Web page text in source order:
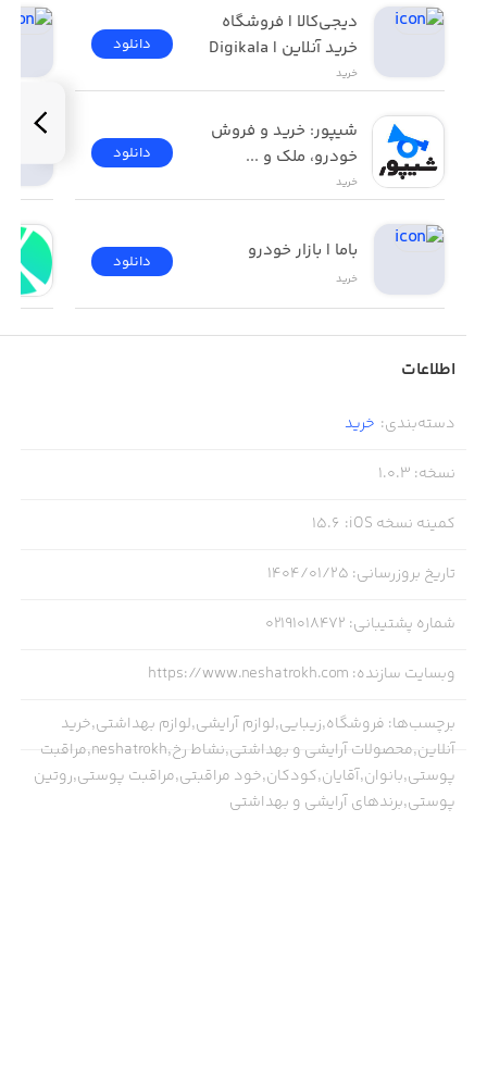
خرید آنلاین | Digikala
خرید
دانلود
خودرو، ملک و ...
خرید
دانلود
باما | بازار خودرو
خرید
دانلود
اطلاعات
دسته‌بندی: خرید
نسخه:
1.0.3
کمینه نسخه iOS :
15.6
تاریخ بروزرسانی: ۱۴۰۴/۰۱/۲۵
شماره پشتیبانی:
02191018472
وبسایت سازنده:
https://www.neshatrokh.com
برچسب‌ها: فروشگاه,زیبایی,لوازم آرایشی,لوازم بهداشتی,خرید
آنلاین,محصولات آرایشی و بهداشتی,نشاط رخ,neshatrokh,مراقبت
پوستی,بانوان,آقایان,کودکان,خود مراقبتی,مراقبت پوستی,روتین
پوستی,برندهای آرایشی و بهداشتی